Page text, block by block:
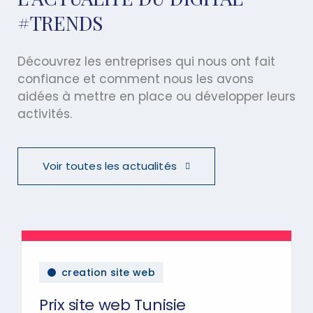
#TRENDS
Découvrez les entreprises qui nous ont fait
confiance et comment nous les avons
aidées à mettre en place ou développer leurs
activités.
Voir toutes les actualités
creation site web
Prix site web Tunisie